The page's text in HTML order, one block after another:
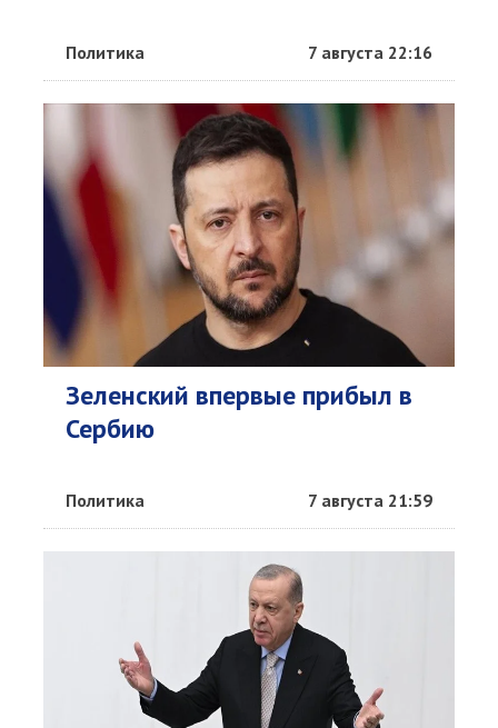
Политика 7 августа 22:16
Зеленский впервые прибыл в
Сербию
Политика 7 августа 21:59